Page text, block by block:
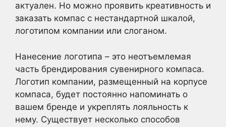
актуален. Но можно проявить креативность и
заказать компас с нестандартной шкалой,
логотипом компании или слоганом.
Нанесение логотипа – это неотъемлемая
часть брендирования сувенирного компаса.
Логотип компании, размещенный на корпусе
компаса, будет постоянно напоминать о
вашем бренде и укреплять лояльность к
нему. Существует несколько способов